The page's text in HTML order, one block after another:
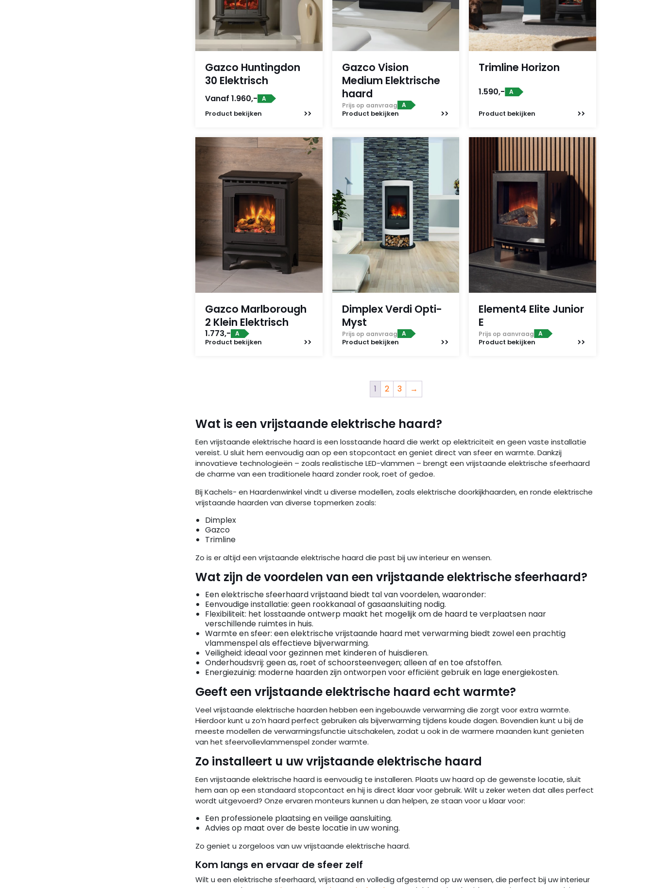
Gazco Huntingdon
30 Elektrisch
Vanaf 1.960,- A
Product bekijken
Gazco Vision
Medium Elektrische
haard
Prijs op aanvraag A
Product bekijken
Trimline Horizon
1.590,- A
Product bekijken
Gazco Marlborough
2 Klein Elektrisch
1.773,- A
Product bekijken
Dimplex Verdi Opti-
Myst
Prijs op aanvraag A
Product bekijken
Element4 Elite Junior
E
Prijs op aanvraag A
Product bekijken
1 2 3 →
Wat is een vrijstaande elektrische haard?
Een vrijstaande elektrische haard is een losstaande haard die werkt op elektriciteit en geen vaste installatie
vereist. U sluit hem eenvoudig aan op een stopcontact en geniet direct van sfeer en warmte. Dankzij
innovatieve technologieën – zoals realistische LED-vlammen – brengt een vrijstaande elektrische sfeerhaard
de charme van een traditionele haard zonder rook, roet of gedoe.
Bij Kachels- en Haardenwinkel vindt u diverse modellen, zoals elektrische doorkijkhaarden, en ronde elektrische
vrijstaande haarden van diverse topmerken zoals:
Dimplex
Gazco
Trimline
Zo is er altijd een vrijstaande elektrische haard die past bij uw interieur en wensen.
Wat zijn de voordelen van een vrijstaande elektrische sfeerhaard?
Een elektrische sfeerhaard vrijstaand biedt tal van voordelen, waaronder:
Eenvoudige installatie: geen rookkanaal of gasaansluiting nodig.
Flexibiliteit: het losstaande ontwerp maakt het mogelijk om de haard te verplaatsen naar
verschillende ruimtes in huis.
Warmte en sfeer: een elektrische vrijstaande haard met verwarming biedt zowel een prachtig
vlammenspel als effectieve bijverwarming.
Veiligheid: ideaal voor gezinnen met kinderen of huisdieren.
Onderhoudsvrij: geen as, roet of schoorsteenvegen; alleen af en toe afstoffen.
Energiezuinig: moderne haarden zijn ontworpen voor efficiënt gebruik en lage energiekosten.
Geeft een vrijstaande elektrische haard echt warmte?
Veel vrijstaande elektrische haarden hebben een ingebouwde verwarming die zorgt voor extra warmte.
Hierdoor kunt u zo’n haard perfect gebruiken als bijverwarming tijdens koude dagen. Bovendien kunt u bij de
meeste modellen de verwarmingsfunctie uitschakelen, zodat u ook in de warmere maanden kunt genieten
van het sfeervollevlammenspel zonder warmte.
Zo installeert u uw vrijstaande elektrische haard
Een vrijstaande elektrische haard is eenvoudig te installeren. Plaats uw haard op de gewenste locatie, sluit
hem aan op een standaard stopcontact en hij is direct klaar voor gebruik. Wilt u zeker weten dat alles perfect
wordt uitgevoerd? Onze ervaren monteurs kunnen u dan helpen, ze staan voor u klaar voor:
Een professionele plaatsing en veilige aansluiting.
Advies op maat over de beste locatie in uw woning.
Zo geniet u zorgeloos van uw vrijstaande elektrische haard.
Kom langs en ervaar de sfeer zelf
Wilt u een elektrische sfeerhaard, vrijstaand en volledig afgestemd op uw wensen, die perfect bij uw interieur